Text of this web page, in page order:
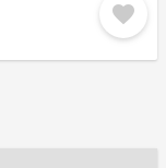
favorite